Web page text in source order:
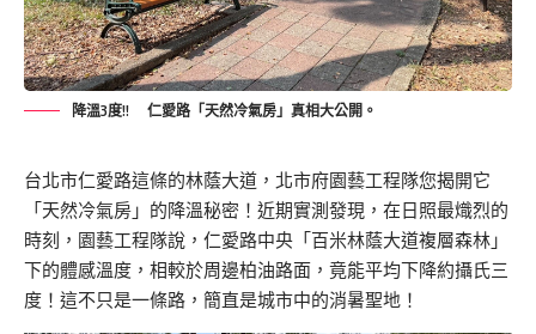
降溫3度!! 仁愛路「天然冷氣房」真相大公開。
台北市仁愛路這條的林蔭大道，北市府園藝工程隊您揭開它
「天然冷氣房」的降溫秘密！近期實測發現，在日照最熾烈的
時刻，園藝工程隊說，仁愛路中央「百米林蔭大道複層森林」
下的體感溫度，相較於周邊柏油路面，竟能平均下降約攝氏三
度！這不只是一條路，簡直是城市中的消暑聖地！